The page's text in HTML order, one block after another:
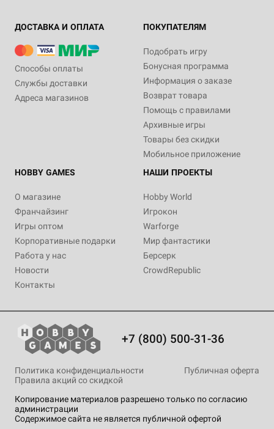
ДОСТАВКА И ОПЛАТА
Способы оплаты
Службы доставки
Адреса магазинов
ПОКУПАТЕЛЯМ
Подобрать игру
Бонусная программа
Информация о заказе
Возврат товара
Помощь с правилами
Архивные игры
Товары без скидки
Мобильное приложение
HOBBY GAMES
О магазине
Франчайзинг
Игры оптом
Корпоративные подарки
Работа у нас
Новости
Контакты
НАШИ ПРОЕКТЫ
Hobby World
Игрокон
Warforge
Мир фантастики
Берсерк
CrowdRepublic
+7 (800) 500-31-36
Копирование материалов разрешено только по согласию
администрации
Содержимое сайта не является публичной офертой
Политика конфиденциальности
Публичная оферта
Правила акций со скидкой